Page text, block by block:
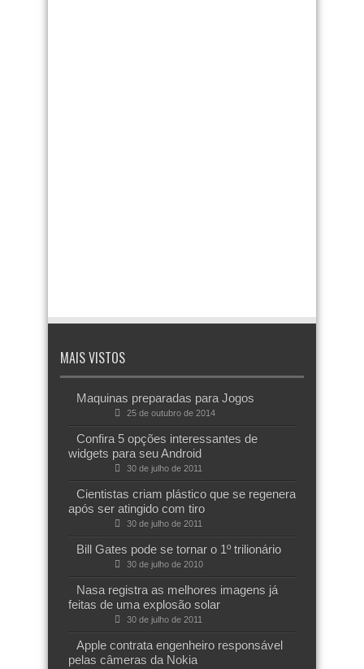
MAIS VISTOS
Maquinas preparadas para Jogos
25 de outubro de 2014
Confira 5 opções interessantes de
widgets para seu Android
30 de julho de 2011
Cientistas criam plástico que se regenera
após ser atingido com tiro
30 de julho de 2011
Bill Gates pode se tornar o 1º trilionário
30 de julho de 2010
Nasa registra as melhores imagens já
feitas de uma explosão solar
30 de julho de 2011
Apple contrata engenheiro responsável
pelas câmeras da Nokia